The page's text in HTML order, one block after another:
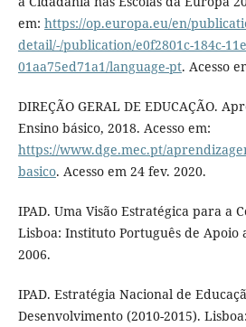
em: https://op.europa.eu/en/
detail/-/publication/e0f2801c-184c-
01aa75ed71a1/language-pt. Acesso
DIREÇÃO GERAL DE EDUCAÇÃO.
Ensino básico, 2018. Acesso em:
https://www.dge.mec.pt/
basico. Acesso em 24 fev. 2020.
IPAD. Uma Visão Estratégica para a
Lisboa: Instituto Português de Apoio
2006.
IPAD. Estratégia Nacional de
Desenvolvimento (2010-2015).